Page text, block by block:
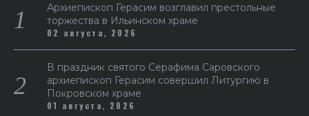
Архиепископ Герасим возглавил престольные
торжества в Ильинском храме
02 августа, 2026
В праздник святого Серафима Саровского
архиепископ Герасим совершил Литургию в
Покровском храме
01 августа, 2026